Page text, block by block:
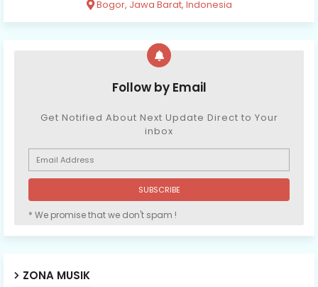
Bogor, Jawa Barat, Indonesia
Follow by Email
Get Notified About Next Update Direct to Your
inbox
* We promise that we don't spam !
ZONA MUSIK